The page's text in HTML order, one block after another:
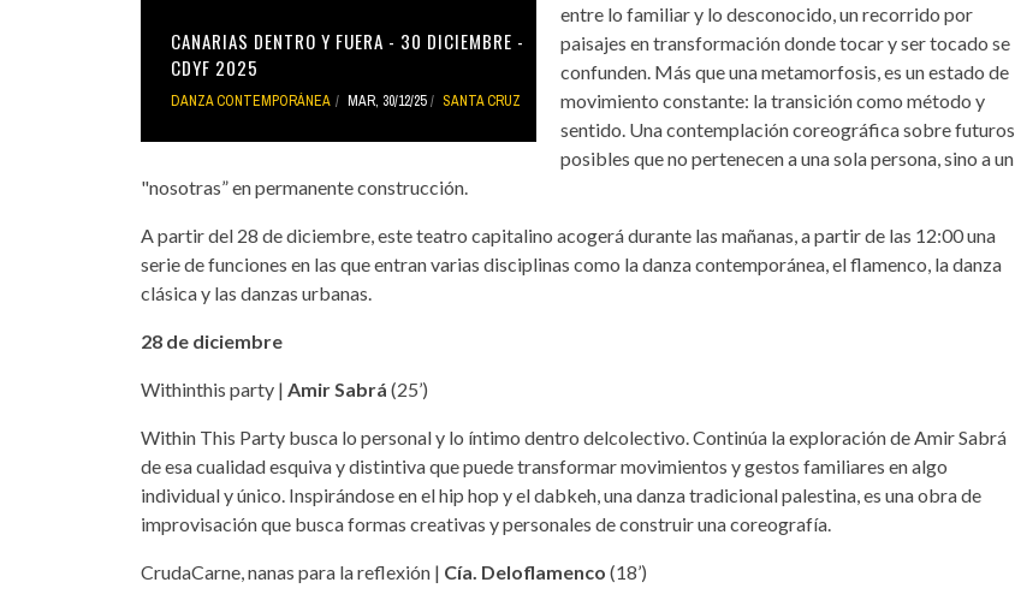
CANARIAS DENTRO Y FUERA - 30 DICIEMBRE -
CDYF 2025
DANZA CONTEMPORÁNEA MAR, 30/12/25 SANTA CRUZ
entre lo familiar y lo desconocido, un recorrido por
paisajes en transformación donde tocar y ser tocado se
confunden. Más que una metamorfosis, es un estado de
movimiento constante: la transición como método y
sentido. Una contemplación coreográfica sobre futuros
posibles que no pertenecen a una sola persona, sino a un
"nosotras” en permanente construcción.
A partir del 28 de diciembre, este teatro capitalino acogerá durante las mañanas, a partir de las 12:00 una
serie de funciones en las que entran varias disciplinas como la danza contemporánea, el flamenco, la danza
clásica y las danzas urbanas.
28 de diciembre
Withinthis party | Amir Sabrá (25’)
Within This Party busca lo personal y lo íntimo dentro delcolectivo. Continúa la exploración de Amir Sabrá
de esa cualidad esquiva y distintiva que puede transformar movimientos y gestos familiares en algo
individual y único. Inspirándose en el hip hop y el dabkeh, una danza tradicional palestina, es una obra de
improvisación que busca formas creativas y personales de construir una coreografía.
CrudaCarne, nanas para la reflexión | Cía. Deloflamenco (18’)